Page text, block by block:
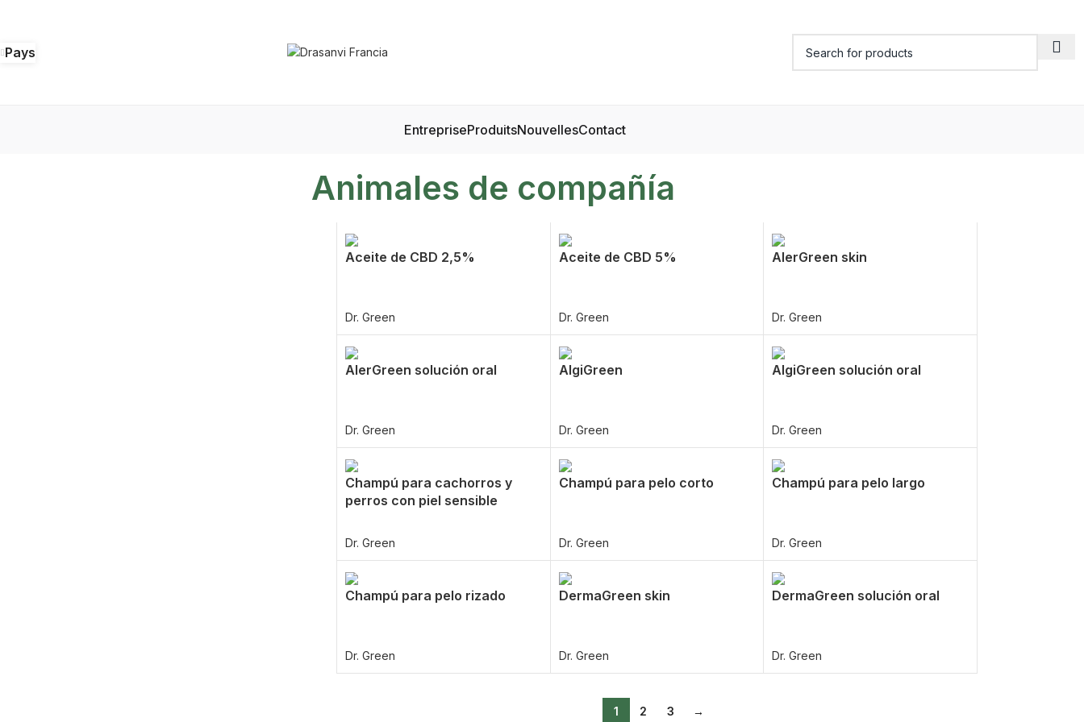
Pays
EntrepriseProduitsNouvellesContact
Animales de compañía
Aceite de CBD 2,5%
Dr. Green
Aceite de CBD 5%
Dr. Green
AlerGreen skin
Dr. Green
AlerGreen solución oral
Dr. Green
AlgiGreen
Dr. Green
AlgiGreen solución oral
Dr. Green
Champú para cachorros y
perros con piel sensible
Dr. Green
Champú para pelo corto
Dr. Green
Champú para pelo largo
Dr. Green
Champú para pelo rizado
Dr. Green
DermaGreen skin
Dr. Green
DermaGreen solución oral
Dr. Green
1 2 3 →